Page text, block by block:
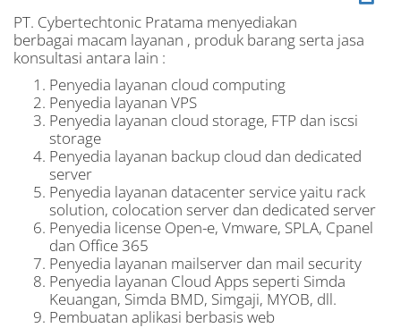
PT. Cybertechtonic Pratama menyediakan
berbagai macam layanan , produk barang serta jasa
konsultasi antara lain :
Penyedia layanan cloud computing
Penyedia layanan VPS
Penyedia layanan cloud storage, FTP dan iscsi
storage
Penyedia layanan backup cloud dan dedicated
server
Penyedia layanan datacenter service yaitu rack
solution, colocation server dan dedicated server
Penyedia license Open-e, Vmware, SPLA, Cpanel
dan Office 365
Penyedia layanan mailserver dan mail security
Penyedia layanan Cloud Apps seperti Simda
Keuangan, Simda BMD, Simgaji, MYOB, dll.
Pembuatan aplikasi berbasis web